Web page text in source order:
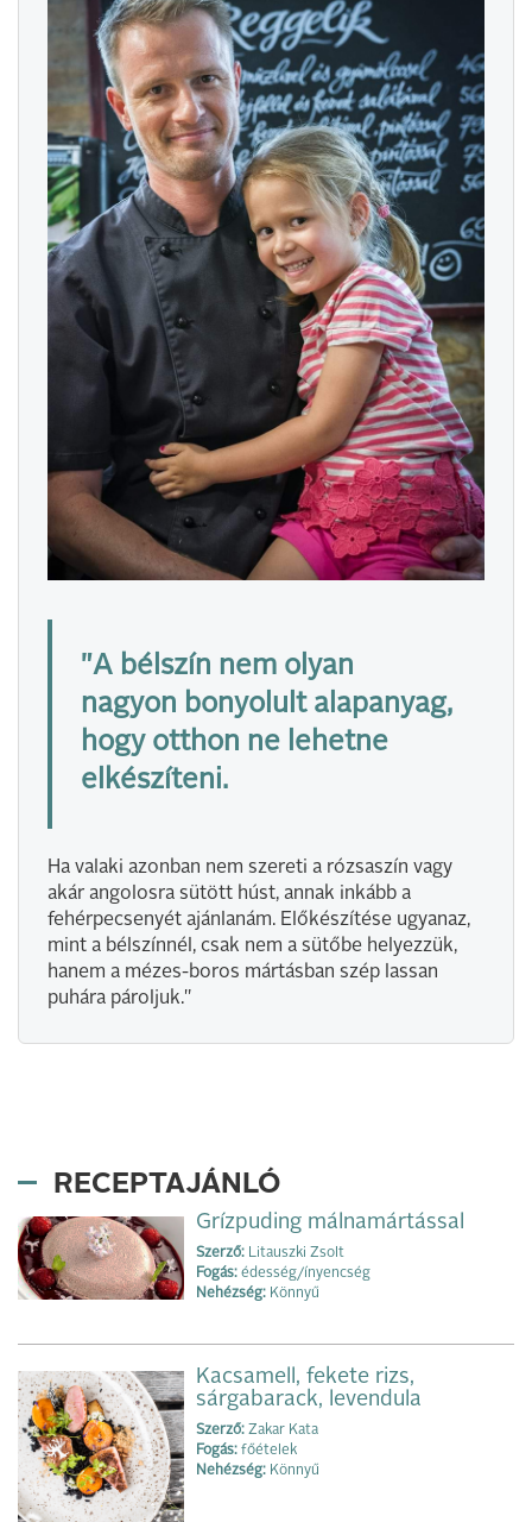
"A bélszín nem olyan
nagyon bonyolult alapanyag,
hogy otthon ne lehetne
elkészíteni.
Ha valaki azonban nem szereti a rózsaszín vagy
akár angolosra sütött húst, annak inkább a
fehérpecsenyét ajánlanám. Előkészítése ugyanaz,
mint a bélszínnél, csak nem a sütőbe helyezzük,
hanem a mézes-boros mártásban szép lassan
puhára pároljuk."
RECEPTAJÁNLÓ
Grízpuding málnamártással
Szerző: Litauszki Zsolt
Fogás: édesség/ínyencség
Nehézség: Könnyű
Kacsamell, fekete rizs,
sárgabarack, levendula
Szerző: Zakar Kata
Fogás: főételek
Nehézség: Könnyű